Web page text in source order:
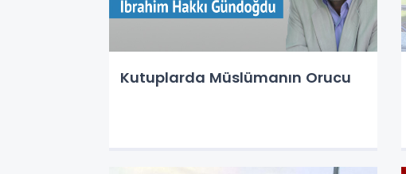
Kutuplarda Müslümanın Orucu